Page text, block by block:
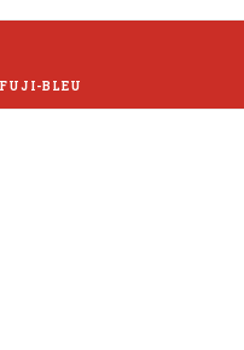
BLEU